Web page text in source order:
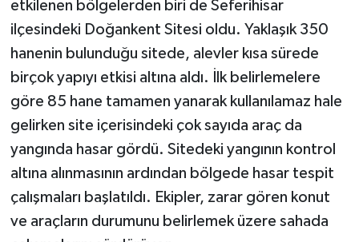
etkilenen bölgelerden biri de Seferihisar
ilçesindeki Doğankent Sitesi oldu. Yaklaşık 350
hanenin bulunduğu sitede, alevler kısa sürede
birçok yapıyı etkisi altına aldı. İlk belirlemelere
göre 85 hane tamamen yanarak kullanılamaz hale
gelirken site içerisindeki çok sayıda araç da
yangında hasar gördü. Sitedeki yangının kontrol
altına alınmasının ardından bölgede hasar tespit
çalışmaları başlatıldı. Ekipler, zarar gören konut
ve araçların durumunu belirlemek üzere sahada